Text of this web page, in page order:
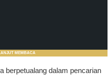
MEMBACA
berpetualang dalam pencarian